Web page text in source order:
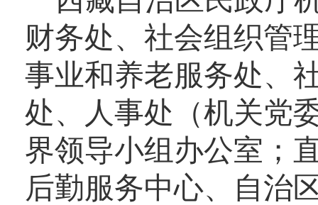
财务处、社会组织管
事业和养老服务处、
处、人事处（机关党
界领导小组办公室；
后勤服务中心、自治